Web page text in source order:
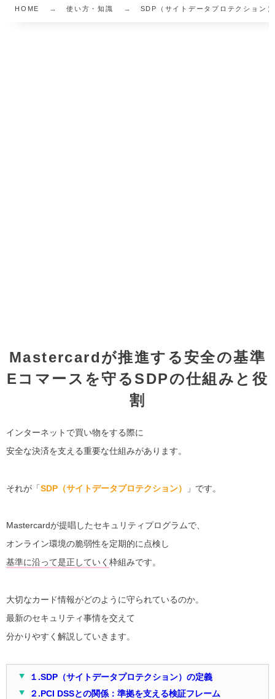
HOME 使い方・知識 SDP（サイトデータプロテクション
Mastercardが推進する安全の基準
Eコマースを守るSDPの仕組みと役
割
インターネットで買い物をする際に
安全な決済を支える重要な仕組みがあります。
それが「SDP（サイトデータプロテクション） 」です。
Mastercardが提唱したセキュリティプログラムで、
オンライン環境の脆弱性を定期的に点検し
基準に沿って是正していく 枠組みです。
大切なカード情報がどのように守られているのか。
最新のセキュリティ事情を交えて
分かりやすく解説していきます。
１.SDP（サイトデータプロテクション）の定義
２.PCI DSSとの関係：準拠を支える検証フレーム